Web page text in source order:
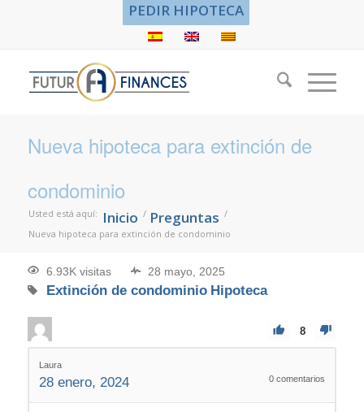
PEDIR HIPOTECA
Nueva hipoteca para extinción de
condominio
Usted está aquí: Inicio / Preguntas /
Nueva hipoteca para extinción de condominio
6.93K visitas 28 mayo, 2025
Extinción de condominio Hipoteca
8
Laura
28 enero, 2024 0 comentarios